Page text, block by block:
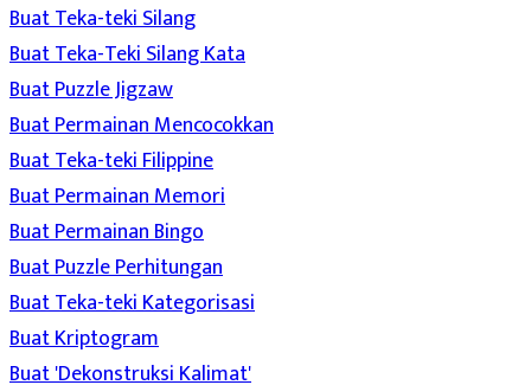
Buat Teka-teki Silang
Buat Teka-Teki Silang Kata
Buat Puzzle Jigzaw
Buat Permainan Mencocokkan
Buat Teka-teki Filippine
Buat Permainan Memori
Buat Permainan Bingo
Buat Puzzle Perhitungan
Buat Teka-teki Kategorisasi
Buat Kriptogram
Buat 'Dekonstruksi Kalimat'